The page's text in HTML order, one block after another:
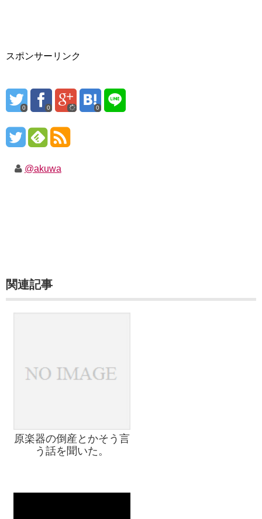
スポンサーリンク
0 0 0
@akuwa
関連記事
原楽器の倒産とかそう言
う話を聞いた。